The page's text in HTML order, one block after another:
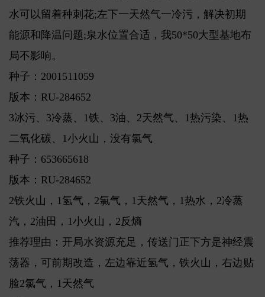
水可以留着种刺花;左下一天然气一冷污，解决初期
能源和降温问题;泉水位置合适，我50*50大型基地布
局不影响。
种子：2001511059
版本：RU-284652
3冰污、3冷蒸、1铁、3油、2天然气、1热污染、1热
二氧化碳、1小火山，没有氯气
种子：653665618
版本：RU-284652
2铁火山，1氢气，2氯气，1天然气，1热水，2冷蒸
汽，2油田，1小火山，2反熵
推荐理由：开局水资源充足，传送门正下方是神经震
荡器，可前期改造，左边靠近氢气，铁火山，右边贴
脸2氯气，1天然气